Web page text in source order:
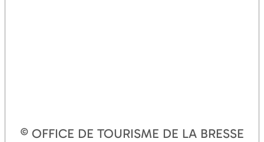
© OFFICE DE TOURISME DE LA BRESSE